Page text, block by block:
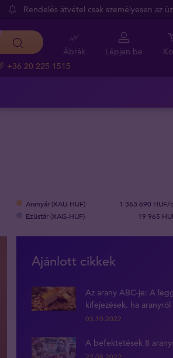
Rendelés átvétel csak személyesen az
+36 20 225 1515
Ábrák Lépjen be
Aranyár (XAU-HUF) 1 363 690 HUF/
Ezüstár (XAG-HUF) 19 965
Ajánlott cikkek
Az arany ABC-je: A
kifejezések, ha
03.10.2022
A befektetések 8